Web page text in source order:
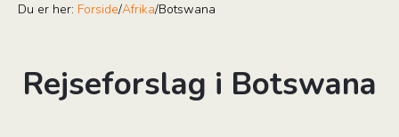
Du er her: Forside/Afrika/Botswana
Rejseforslag i Botswana